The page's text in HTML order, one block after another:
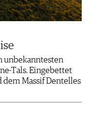
unbekanntesten
Tals. Eingebettet
Massif Dentelles